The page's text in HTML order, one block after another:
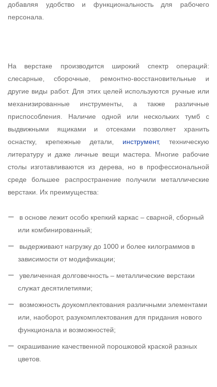
добавляя удобство и функциональность для рабочего
персонала.
На верстаке производится широкий спектр операций:
слесарные, сборочные, ремонтно-восстановительные и
другие виды работ. Для этих целей используются ручные или
механизированные инструменты, а также различные
приспособления. Наличие одной или нескольких тумб с
выдвижными ящиками и отсеками позволяет хранить
оснастку, крепежные детали, инструмент, техническую
литературу и даже личные вещи мастера. Многие рабочие
столы изготавливаются из дерева, но в профессиональной
среде большее распространение получили металлические
верстаки. Их преимущества:
в основе лежит особо крепкий каркас – сварной, сборный
или комбинированный;
выдерживают нагрузку до 1000 и более килограммов в
зависимости от модификации;
увеличенная долговечность – металлические верстаки
служат десятилетиями;
возможность доукомплектования различными элементами
или, наоборот, разукомплектования для придания нового
функционала и возможностей;
окрашивание качественной порошковой краской разных
цветов.